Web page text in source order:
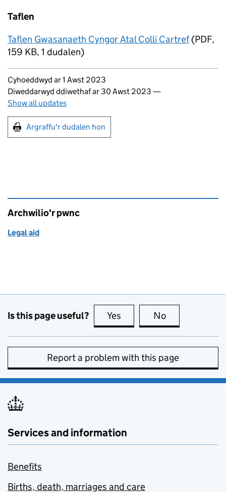
Taflen
Taflen Gwasanaeth Cyngor Atal Colli Cartref(PDF,
159 KB, 1 dudalen)
Updates to this page
Cyhoeddwyd ar 1 Awst 2023
Diweddarwyd ddiwethaf ar 30 Awst 2023 —
Show all updates
Argraffu'r dudalen hon
Argraffu'r dudalen hon
Archwilio'r pwnc
Legal aid
Is this page useful? Yes this page is useful
No
Report a problem with this page
Services and information
Benefits
Births, death, marriages and care